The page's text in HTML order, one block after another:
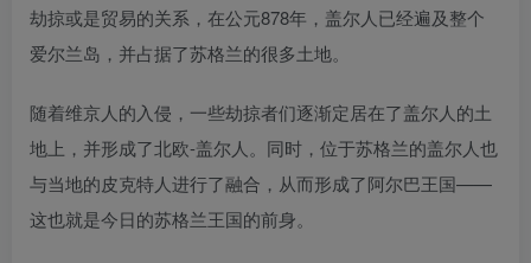
劫掠或是贸易的关系，在公元878年，盖尔人已经遍及整个
爱尔兰岛，并占据了苏格兰的很多土地。
随着维京人的入侵，一些劫掠者们逐渐定居在了盖尔人的土
地上，并形成了北欧-盖尔人。同时，位于苏格兰的盖尔人也
与当地的皮克特人进行了融合，从而形成了阿尔巴王国——
这也就是今日的苏格兰王国的前身。